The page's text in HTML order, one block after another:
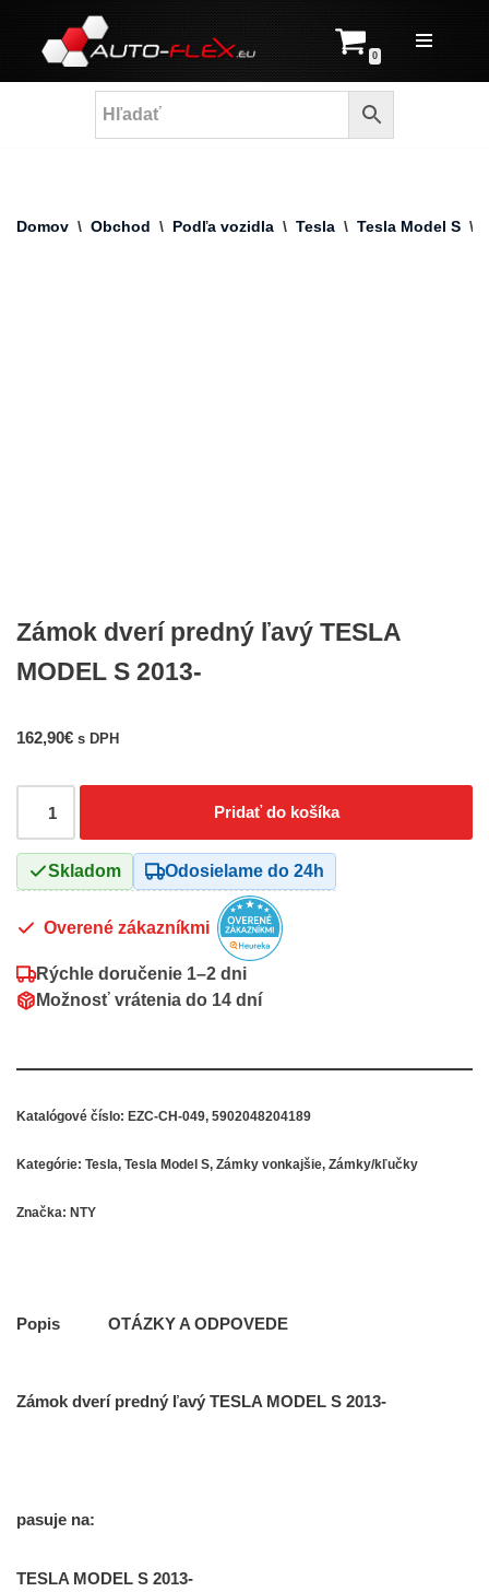
Prejsť
na
0
Domov \ Obchod \ Podľa vozidla \ Tesla \ Tesla Model S \
Zámok dverí predný ľavý TESLA
MODEL S 2013-
162,90€ s DPH
Pridať do košíka
Skladom Odosielame do 24h
Overené zákazníkmi
Rýchle doručenie 1–2 dni
Možnosť vrátenia do 14 dní
Katalógové číslo: EZC-CH-049, 5902048204189
Kategórie: Tesla, Tesla Model S, Zámky vonkajšie, Zámky/kľučky
Značka: NTY
Popis OTÁZKY A ODPOVEDE
Zámok dverí predný ľavý TESLA MODEL S 2013-
pasuje na:
TESLA MODEL S 2013-